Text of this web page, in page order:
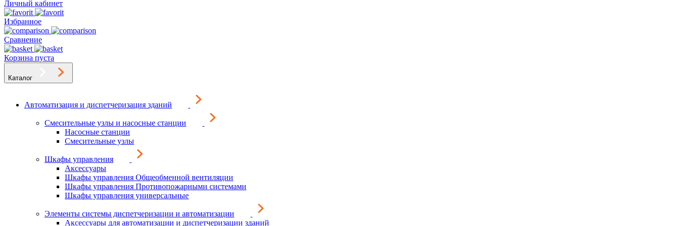
Личный кабинет
Избранное
Сравнение
Корзина пуста
Каталог
Автоматизация и диспетчеризация зданий
Смесительные узлы и насосные станции
Насосные станции
Смесительные узлы
Шкафы управления
Аксессуары
Шкафы управления Общеобменной вентиляции
Шкафы управления Противопожарными системами
Шкафы управления универсальные
Элементы системы диспетчеризации и автоматизации
Аксессуары для автоматизации и диспетчеризации зданий